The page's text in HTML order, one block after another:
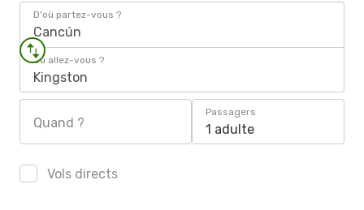
D'où partez-vous ?
Cancún
Où allez-vous ?
Kingston
Quand ?
Passagers
1 adulte
Vols directs